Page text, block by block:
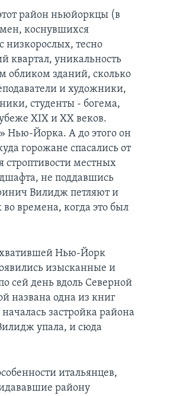
район ньюйоркцы (в
коснувшихся
низкорослых, тесно
квартал, уникальность
обликом зданий, сколько
и художники,
студенты - богема,
XIX и XX веков.
Нью-Йорка. А до этого он
горожане спасались от
строптивости местных
не поддавшись
Вилидж петляют и
времена, когда это был
Нью-Йорк
изысканные и
сей день вдоль Северной
названа одна из книг
застройка района
упала, и сюда
итальянцев,
району